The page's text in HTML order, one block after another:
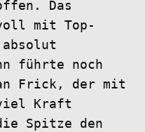
Das
mit Top-
führte noch
Frick, der mit
viel Kraft
Spitze den